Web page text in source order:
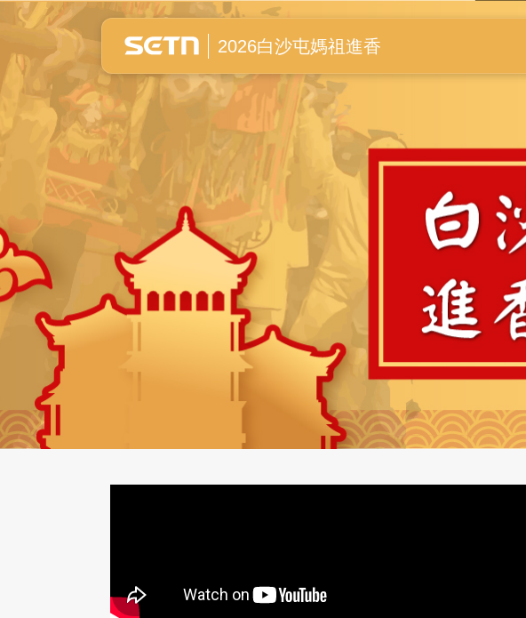
白沙屯媽祖進香全紀錄
2026白沙屯媽祖進香